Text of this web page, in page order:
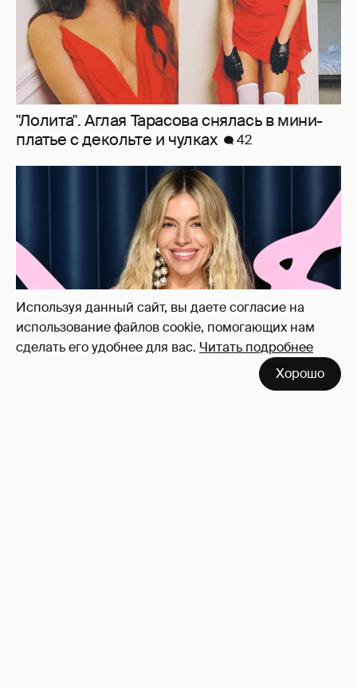
Используя данный сайт, вы даете согласие на
использование файлов cookie, помогающих нам
сделать его удобнее для вас. Читать подробнее
Хорошо
Сиенна Миллер раскрыла пол третьего
ребёнка и показала редкие фото с детьми